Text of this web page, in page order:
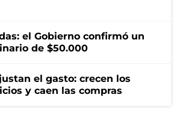
el Gobierno confirmó un
de $50.000
el gasto: crecen los
y caen las compras